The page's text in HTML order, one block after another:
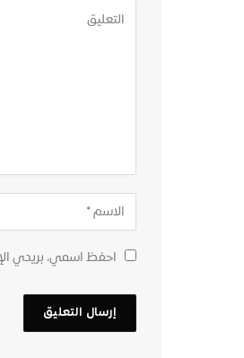
احفظ اسمي، بريدي